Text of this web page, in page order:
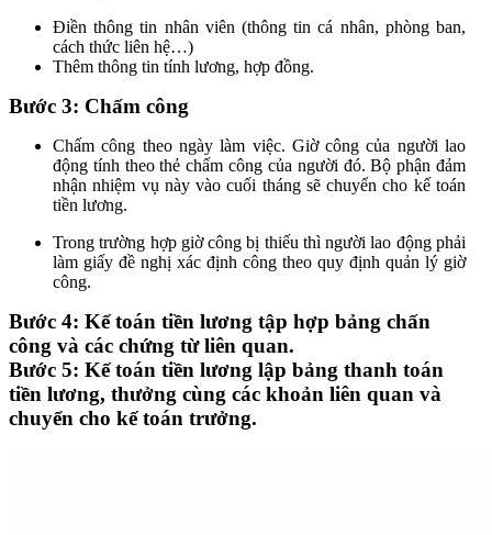
Điền thông tin nhân viên (thông tin cá nhân, phòng ban,
cách thức liên hệ…)
Thêm thông tin tính lương, hợp đồng.
Bước 3: Chấm công
Chấm công theo ngày làm việc. Giờ công của người lao
động tính theo thẻ chấm công của người đó. Bộ phận đảm
nhận nhiệm vụ này vào cuối tháng sẽ chuyển cho kế toán
tiền lương.
Trong trường hợp giờ công bị thiếu thì người lao động phải
làm giấy đề nghị xác định công theo quy định quản lý giờ
công.
Bước 4: Kế toán tiền lương tập hợp bảng chấn
công và các chứng từ liên quan.
Bước 5: Kế toán tiền lương lập bảng thanh toán
tiền lương, thưởng cùng các khoản liên quan và
chuyển cho kế toán trưởng.